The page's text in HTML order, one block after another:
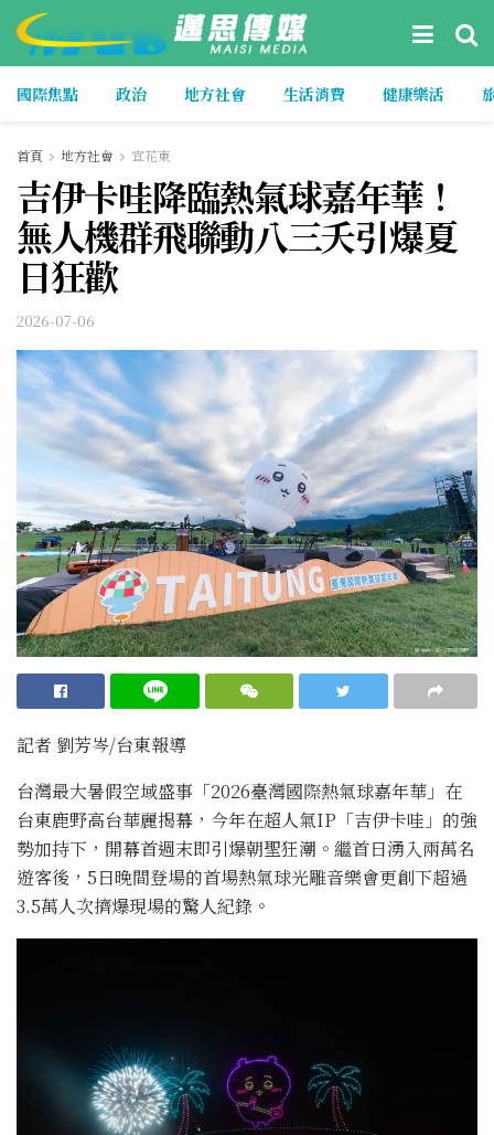
國際焦點 政治 地方社會 生活消費 健康樂活
首頁 地方社會 宜花東
吉伊卡哇降臨熱氣球嘉年華！
無人機群飛聯動八三夭引爆夏
日狂歡
2026-07-06
記者 劉芳岑/台東報導
台灣最大暑假空域盛事「2026臺灣國際熱氣球嘉年華」在
台東鹿野高台華麗揭幕，今年在超人氣IP「吉伊卡哇」的強
勢加持下，開幕首週末即引爆朝聖狂潮。繼首日湧入兩萬名
遊客後，5日晚間登場的首場熱氣球光雕音樂會更創下超過
3.5萬人次擠爆現場的驚人紀錄。